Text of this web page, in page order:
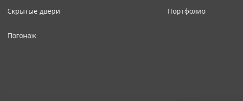
Скрытые двери
Погонаж
Портфолио